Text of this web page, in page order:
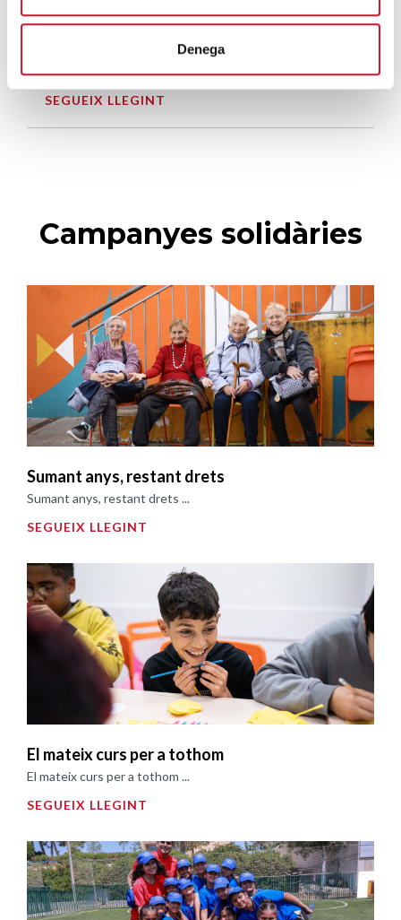
Denega
El voluntariat, una oportunitat per fer
créixer el Maresme
SEGUEIX LLEGINT
Campanyes solidàries
Sumant anys, restant drets
Sumant anys, restant drets ...
SEGUEIX LLEGINT
El mateix curs per a tothom
El mateix curs per a tothom ...
SEGUEIX LLEGINT